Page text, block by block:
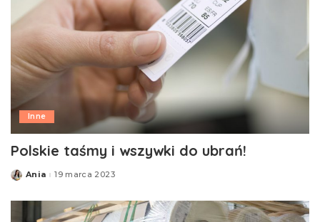
Inne
Polskie taśmy i wszywki do ubrań!
Posted
Ania 19 marca 2023